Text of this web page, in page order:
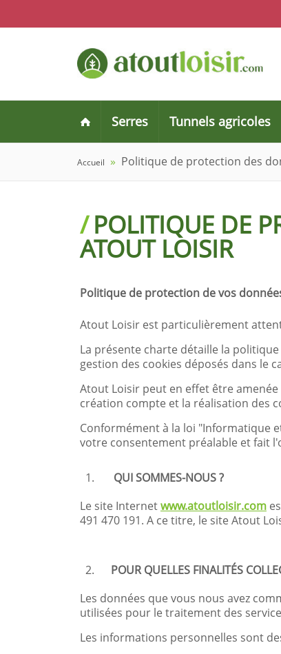
Serres Tunnels agricoles
Accueil » Politique de protection des
POLITIQUE DE
ATOUT LOISIR
Politique de protection de vos
Atout Loisir est particulièrement
La présente charte détaille la
gestion des cookies déposés dans le
Atout Loisir peut en effet être
création compte et la réalisation des
Conformément à la loi "Informatique
votre consentement préalable et fait
QUI SOMMES-NOUS ?
Le site Internetwww.atoutloisir.com
491 470 191. A ce titre, le site Atout
POUR QUELLES FINALITÉS
Les données que vous nous avez
utilisées pour le traitement des
Les informations personnelles sont